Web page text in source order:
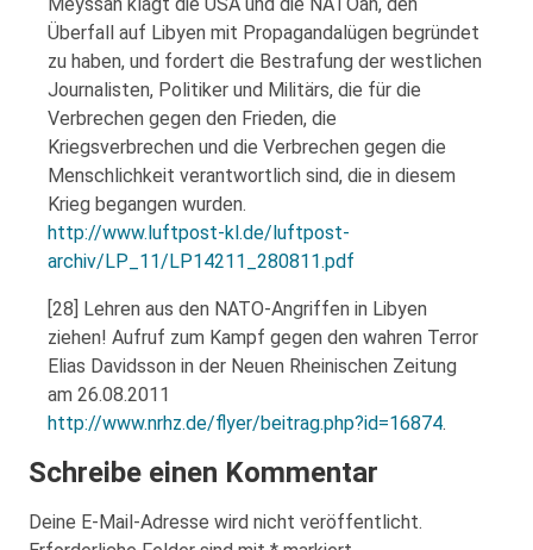
Überfall auf Libyen mit Propagandalügen begründet
zu haben, und fordert die Bestrafung der westlichen
Journalisten, Politiker und Militärs, die für die
Verbrechen gegen den Frieden, die
Kriegsverbrechen und die Verbrechen gegen die
Menschlichkeit verantwortlich sind, die in diesem
Krieg begangen wurden.
http://www.luftpost-kl.de/luftpost-
archiv/LP_11/LP14211_280811.pdf
[28] Lehren aus den NATO-Angriffen in Libyen
ziehen! Aufruf zum Kampf gegen den wahren Terror
Elias Davidsson in der Neuen Rheinischen Zeitung
am 26.08.2011
http://www.nrhz.de/flyer/beitrag.php?id=16874.
Schreibe einen Kommentar
Deine E-Mail-Adresse wird nicht veröffentlicht.